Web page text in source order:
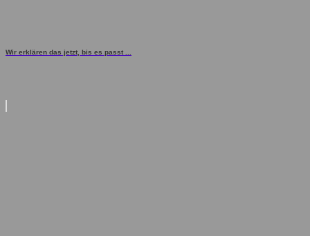
Wir erklären das jetzt, bis es passt ...